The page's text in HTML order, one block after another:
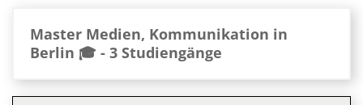
Master Medien, Kommunikation in
Berlin 🎓 - 3 Studiengänge